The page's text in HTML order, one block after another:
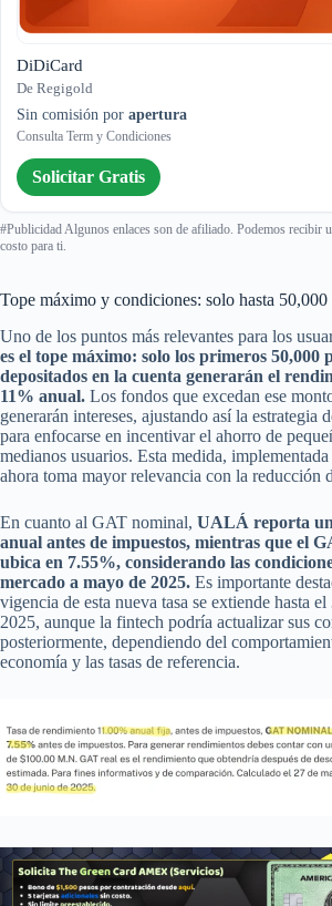
DiDiCard
De Regigold
Sin comisión por apertura
Consulta Term y Condiciones
Solicitar Gratis
#Publicidad Algunos enlaces son de afiliado. Podemos recibir
costo para ti.
Tope máximo y condiciones: solo hasta 50,000
Uno de los puntos más relevantes para los
es el tope máximo: solo los primeros 50,000
depositados en la cuenta generarán el
11% anual. Los fondos que excedan ese
generarán intereses, ajustando así la estrategia
para enfocarse en incentivar el ahorro de
medianos usuarios. Esta medida,
ahora toma mayor relevancia con la reducción
En cuanto al GAT nominal, UALÁ reporta
anual antes de impuestos, mientras que el
ubica en 7.55%, considerando las
mercado a mayo de 2025. Es importante
vigencia de esta nueva tasa se extiende hasta
2025, aunque la fintech podría actualizar sus
posteriormente, dependiendo del
economía y las tasas de referencia.